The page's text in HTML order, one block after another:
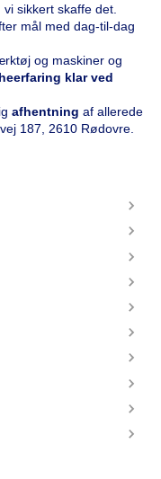
sikkert skaffe det.
mål med dag-til-dag
og maskiner og
klar ved
afhentning af allerede
187, 2610 Rødovre.